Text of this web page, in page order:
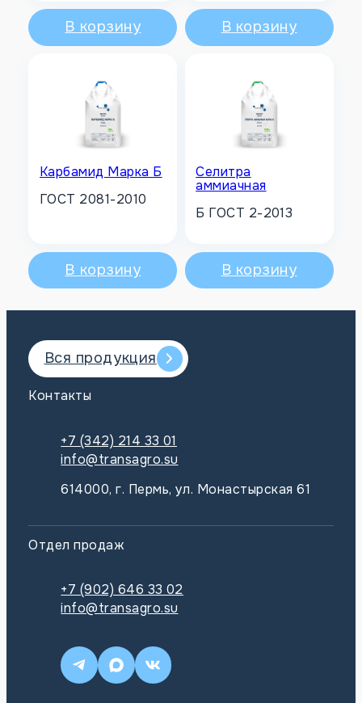
В корзину В корзину
Карбамид Марка Б
ГОСТ 2081-2010
В корзину
Селитра
аммиачная
Б ГОСТ 2-2013
В корзину
Вся продукция
Контакты
+7 (342) 214 33 01
info@transagro.su
614000, г. Пермь, ул. Монастырская 61
Отдел продаж
+7 (902) 646 33 02
info@transagro.su